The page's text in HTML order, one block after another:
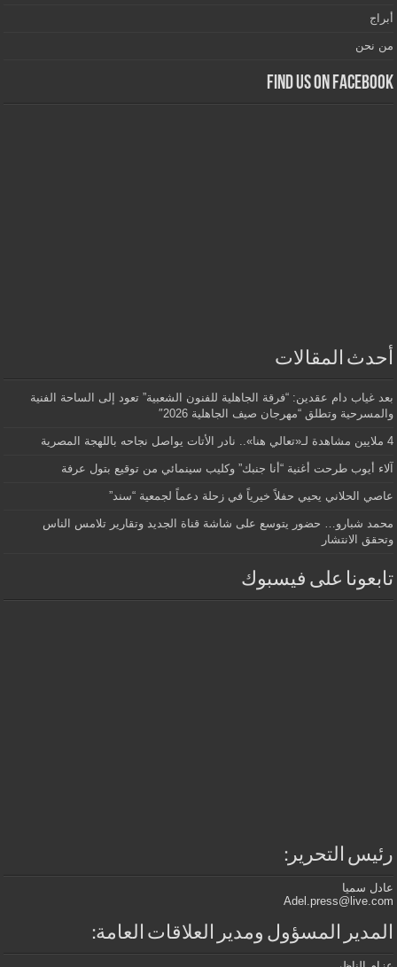
أبراج
من نحن
Find us on Facebook
أحدث المقالات
بعد غياب دام عقدين: “فرقة الجاهلية للفنون الشعبية” تعود إلى الساحة الفنية
والمسرحية وتطلق “مهرجان صيف الجاهلية 2026″
4 ملايين مشاهدة لـ«تعالي هنا».. نادر الأتات يواصل نجاحه باللهجة المصرية
آلاء أيوب طرحت أغنية “أنا جنبك” وكليب سينمائي من توقيع بتول عرفة
عاصي الحلاني يحيي حفلاً خيرياً في زحلة دعماً لجمعية “سند”
محمد شبارو… حضور يتوسع على شاشة قناة الجديد وتقارير تلامس الناس
وتحقق الانتشار
تابعونا على فيسبوك
رئيس التحرير:
عادل سميا
Adel.press@live.com
المدير المسؤول ومدير العلاقات العامة: